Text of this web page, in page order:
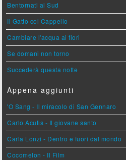
Bentornati al Sud
Il Gatto col Cappello
Cambiare l'acqua ai fiori
Se domani non torno
Succederà questa notte
Appena aggiunti
'O Sang - Il miracolo di San Gennaro
Carlo Acutis - Il giovane santo
Carla Lonzi - Dentro e fuori dal mondo
Cocomelon - Il Film